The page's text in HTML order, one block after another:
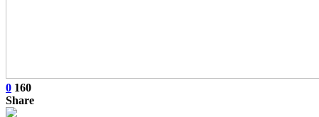
0 160
Share